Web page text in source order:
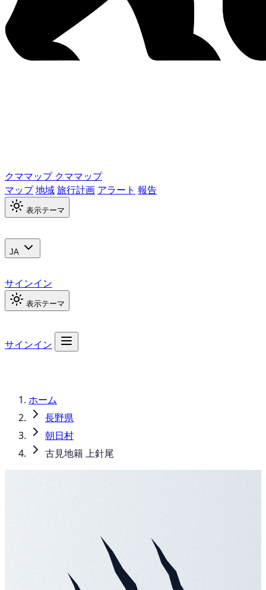
クママップ クママップ
マップ地域旅行計画 アラート 報告
表示テーマ
JA
サインイン
表示テーマ
サインイン
ホーム
長野県
朝日村
古見地籍 上針尾